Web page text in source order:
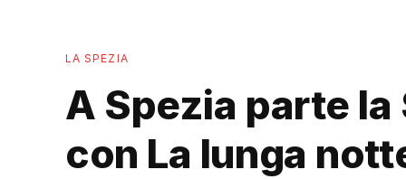
LA SPEZIA
A Spezia parte
con La lunga